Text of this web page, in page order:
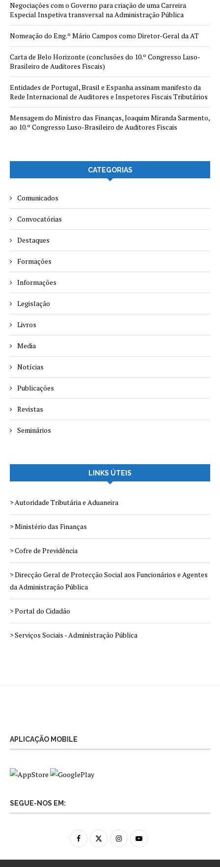
Negociações com o Governo para criação de uma Carreira
Especial Inspetiva transversal na Administração Pública
Nomeação do Eng.º Mário Campos como Diretor-Geral da AT
Carta de Belo Horizonte (conclusões do 10.º Congresso Luso-
Brasileiro de Auditores Fiscais)
Entidades de Portugal, Brasil e Espanha assinam manifesto da
Rede Internacional de Auditores e Inspetores Fiscais Tributários
Mensagem do Ministro das Finanças, Joaquim Miranda Sarmento,
ao 10.º Congresso Luso-Brasileiro de Auditores Fiscais
CATEGORIAS
Comunicados
Convocatórias
Destaques
Formações
Informações
Legislação
Livros
Media
Notícias
Publicações
Revistas
Seminários
LINKS ÚTEIS
> Autoridade Tributária e Aduaneira
> Ministério das Finanças
> Cofre de Previdência
> Direcção Geral de Protecção Social aos Funcionários e Agentes
da Administração Pública
> Portal do Cidadão
> Serviços Sociais - Administração Pública
APLICAÇÃO MOBILE
SEGUE-NOS EM: